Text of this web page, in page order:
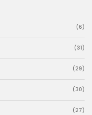
(6)
(31)
(29)
(30)
(27)